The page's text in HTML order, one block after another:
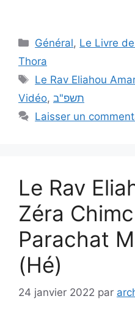
Général, Le Livre
Thora
Le Rav Eliahou
Vidéo, תשפ"ב
Laisser un
Le Rav
Zéra
Parachat
(Hé)
24 janvier 2022 par